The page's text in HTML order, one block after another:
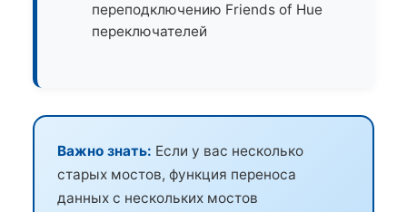
переподключению Friends of Hue
переключателей
Важно знать: Если у вас несколько
старых мостов, функция переноса
данных с нескольких мостов